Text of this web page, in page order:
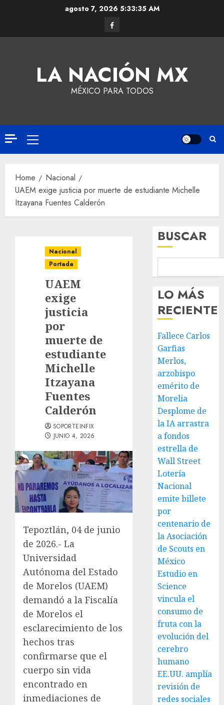
agosto 7, 2026 5:33:35 AM
LA NACIÓN MX
MÉXICO PARA TODOS
Home
Nacional
UAEM exige justicia por muerte de estudiante Michelle
Itzayana Fuentes Calderón
Nacional
Portada
UAEM
exige
justicia
por
muerte de
estudiante
Michelle
Itzayana
Fuentes
Calderón
SOPORTEINFIX
JUNIO 4, 2026
Tepoztlán, 04 de junio
de 2026.- La
Universidad
Autónoma del Estado
de Morelos (UAEM)
demandó a la Fiscalía
de Morelos el
esclarecimiento de los
hechos tras
confirmarse que el
cuerpo sin vida
encontrado en
inmediaciones de
BUSCAR
LO MÁS
RECIENTE
Fallece Carlos
Garfias
Merlos,
arzobispo
emérito de
Morelia
Desplome de
la IA arrastra
a fondos
estrella de
Wall Street
Lotería
Nacional
emite billete
por
centenario de
la Asociación
de Scouts en
México
Estudio en
Science
vincula el
consumo de
fruta con la
evolución del
cerebro
humano
EE.UU. amplía
revisión de
redes sociales